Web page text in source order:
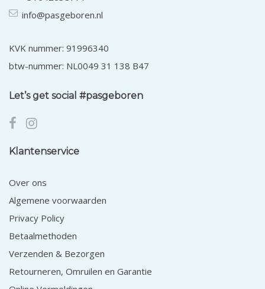
info@pasgeboren.nl
KVK nummer: 91996340
btw-nummer: NL0049 31 138 B47
Let’s get social #pasgeboren
Klantenservice
Over ons
Algemene voorwaarden
Privacy Policy
Betaalmethoden
Verzenden & Bezorgen
Retourneren, Omruilen en Garantie